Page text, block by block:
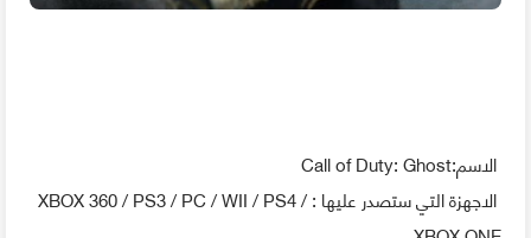
الاسم:Call of Duty: Ghost
الاجهزة التي ستصدر عليها : XBOX 360 / PS3 / PC / WII / PS4 /